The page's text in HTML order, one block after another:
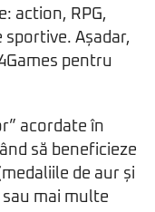
action, RPG,
Așadar,
pentru
acordate în
să beneficieze
de aur și
mai multe